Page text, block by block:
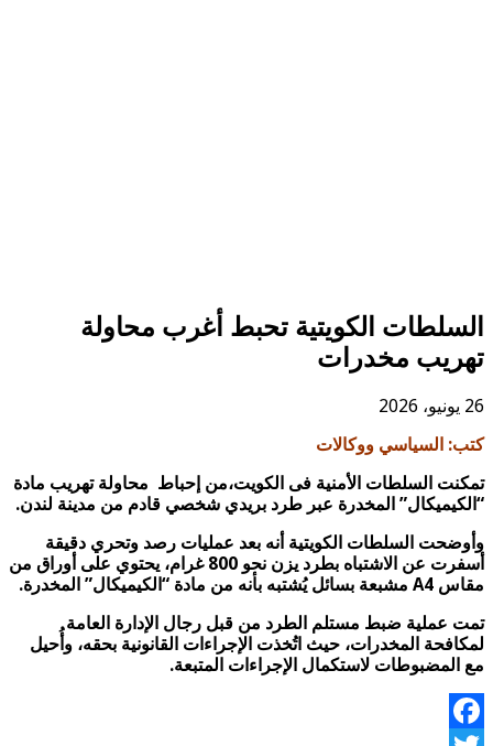
السلطات الكويتية تحبط أغرب محاولة
تهريب مخدرات
26 يونيو، 2026
كتب: السياسي ووكالات
تمكنت السلطات الأمنية فى الكويت،من إحباط محاولة تهريب مادة
“الكيميكال” المخدرة عبر طرد بريدي شخصي قادم من مدينة لندن.
وأوضحت السلطات الكويتية أنه بعد عمليات رصد وتحري دقيقة
أسفرت عن الاشتباه بطرد يزن نحو 800 غرام، يحتوي على أوراق من
مقاس A4 مشبعة بسائل يُشتبه بأنه من مادة “الكيميكال” المخدرة.
تمت عملية ضبط مستلم الطرد من قبل رجال الإدارة العامة
لمكافحة المخدرات، حيث اتُخذت الإجراءات القانونية بحقه، وأُحيل
مع المضبوطات لاستكمال الإجراءات المتبعة.